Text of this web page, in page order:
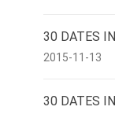
30 DATES
2015-11-13
30 DATES